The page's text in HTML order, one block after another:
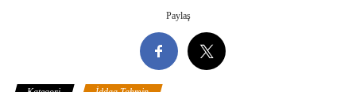
Paylaş